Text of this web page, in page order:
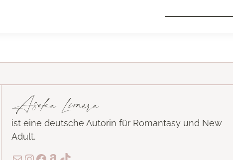
Asuka Lionera
ist eine deutsche Autorin für Romantasy und New
Adult.